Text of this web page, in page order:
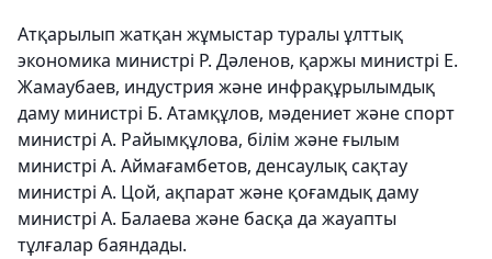
Атқарылып жатқан жұмыстар туралы ұлттық
экономика министрі Р. Дәленов, қаржы министрі Е.
Жамаубаев, индустрия және инфрақұрылымдық
даму министрі Б. Атамқұлов, мәдениет және спорт
министрі А. Райымқұлова, білім және ғылым
министрі А. Аймағамбетов, денсаулық сақтау
министрі А. Цой, ақпарат және қоғамдық даму
министрі А. Балаева және басқа да жауапты
тұлғалар баяндады.